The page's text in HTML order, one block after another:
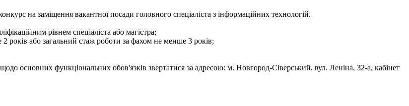
на заміщення вакантної посади головного спеціаліста з інформаційних технологій.
рівнем спеціаліста або магістра;
років або загальний стаж роботи за фахом не менше 3 років;
основних функціональних обов'язків звертатися за адресою: м. Новгород-Сіверський, вул. Леніна, 32-а, кабінет